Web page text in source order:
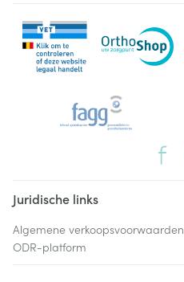
Juridische links
Algemene verkoopsvoorwaarden
ODR-platform